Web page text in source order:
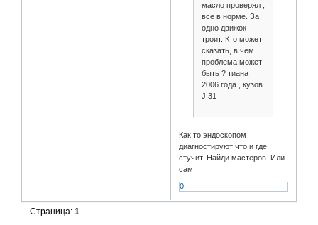
масло проверял ,
все в норме. За
одно движок
троит. Кто может
сказать, в чем
проблема может
быть ? тиана
2006 года , кузов
J 31
Как то эндоскопом
диагностируют что и где
стучит. Найди мастеров. Или
сам.
0
Страница:1